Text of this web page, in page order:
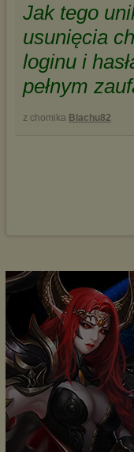
Jak tego
usunięcia
loginu i
pełnym
z chomika Blachu82